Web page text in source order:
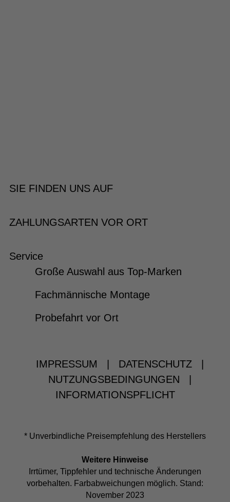
SIE FINDEN UNS AUF
ZAHLUNGSARTEN VOR ORT
Service
Große Auswahl aus Top-Marken
Fachmännische Montage
Probefahrt vor Ort
IMPRESSUM DATENSCHUTZ
NUTZUNGSBEDINGUNGEN
INFORMATIONSPFLICHT
* Unverbindliche Preisempfehlung des Herstellers
Weitere Hinweise
Irrtümer, Tippfehler und technische Änderungen
vorbehalten. Farbabweichungen möglich. Stand:
November 2023